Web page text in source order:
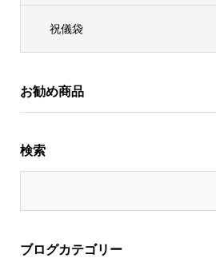
祝儀袋
お勧め商品
検索
ブログカテゴリー